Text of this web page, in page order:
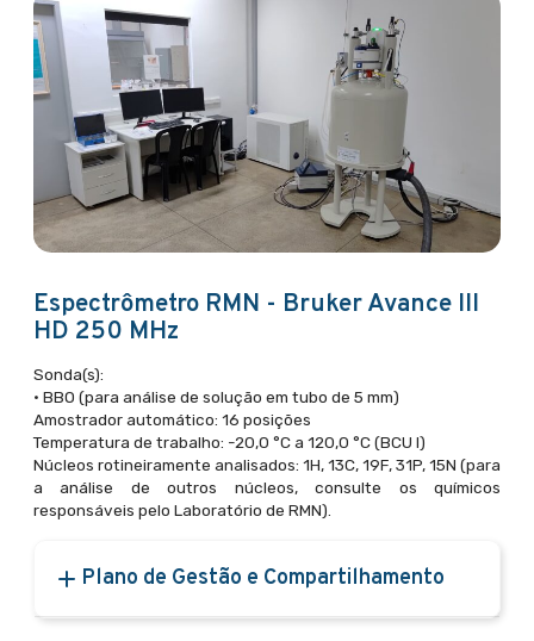
Espectrômetro RMN - Bruker Avance III
HD 250 MHz
Sonda(s):
• BBO (para análise de solução em tubo de 5 mm)
Amostrador automático: 16 posições
Temperatura de trabalho: -20,0 °C a 120,0 °C (BCU I)
Núcleos rotineiramente analisados: 1H, 13C, 19F, 31P, 15N (para
a análise de outros núcleos, consulte os químicos
responsáveis pelo Laboratório de RMN).
Plano de Gestão e Compartilhamento